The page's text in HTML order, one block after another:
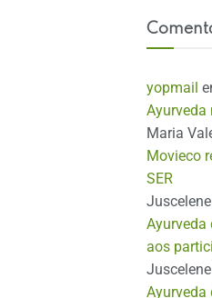
yopmail
Ayurveda
Maria
Movieco
SER
Ayurveda
aos
Ayurveda